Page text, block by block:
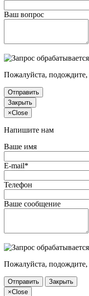
Ваш вопрос
Пожалуйста, подождите,
Отправить
Закрыть
×Close
Напишите нам
Ваше имя
E-mail*
Телефон
Ваше сообщение
Пожалуйста, подождите,
Отправить
Закрыть
×Close